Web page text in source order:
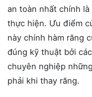
an toàn nhất chính
thực hiện. Ưu điểm
này chính hàm răng
đúng kỹ thuật bởi
chuyên nghiệp
phải khi thay răng.